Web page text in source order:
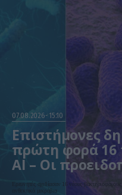
07.08.2026 15:10
Επιστήμονες
πρώτη φορά 16
AI – Οι
βιοασφάλεια
Ερευνητές σχεδίασαν 16 νέους
ανθεκτικά μικρόβια